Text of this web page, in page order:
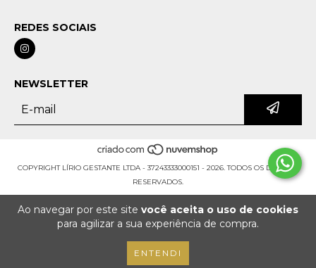
Ao navegar por este site você aceita o uso de cookies
para agilizar a sua experiência de compra.
ENTENDI
REDES SOCIAIS
NEWSLETTER
COPYRIGHT LÍRIO GESTANTE LTDA - 37243333000151 - 2026. TODOS OS DIREITOS
RESERVADOS.